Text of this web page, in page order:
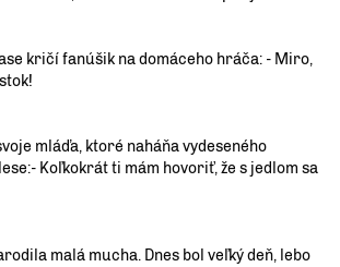
kričí fanúšik na domáceho hráča: - Miro,
mláďa, ktoré naháňa vydeseného
Koľkokrát ti mám hovoriť, že s jedlom sa
malá mucha. Dnes bol veľký deň, lebo